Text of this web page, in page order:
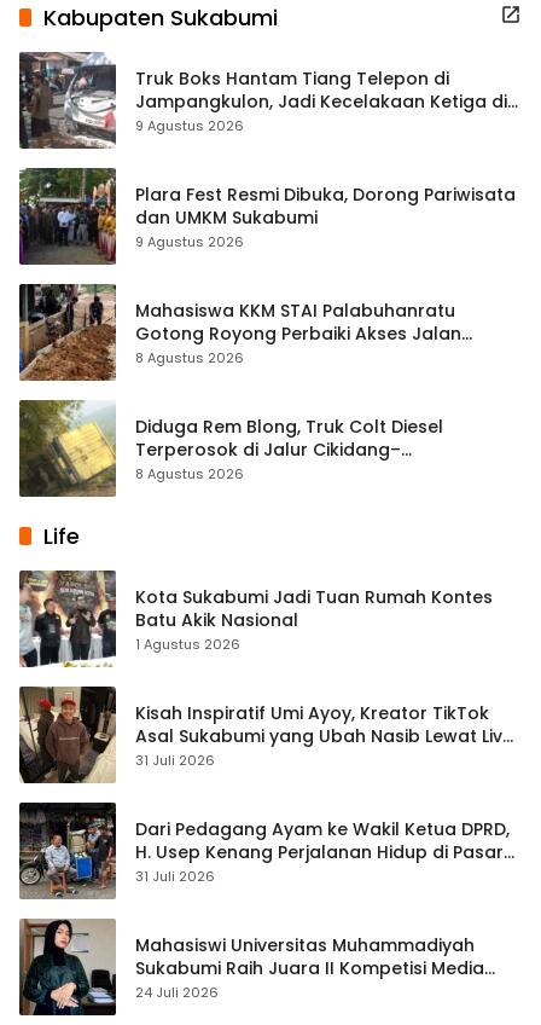
Kabupaten Sukabumi
Truk Boks Hantam Tiang Telepon di
Jampangkulon, Jadi Kecelakaan Ketiga di
Titik yang Sama
9 Agustus 2026
Plara Fest Resmi Dibuka, Dorong Pariwisata
dan UMKM Sukabumi
9 Agustus 2026
Mahasiswa KKM STAI Palabuhanratu
Gotong Royong Perbaiki Akses Jalan
Majelis Ta’lim di Sagaranten
8 Agustus 2026
Diduga Rem Blong, Truk Colt Diesel
Terperosok di Jalur Cikidang–
Palabuhanratu
8 Agustus 2026
Life
Kota Sukabumi Jadi Tuan Rumah Kontes
Batu Akik Nasional
1 Agustus 2026
Kisah Inspiratif Umi Ayoy, Kreator TikTok
Asal Sukabumi yang Ubah Nasib Lewat Live
Streaming
31 Juli 2026
Dari Pedagang Ayam ke Wakil Ketua DPRD,
H. Usep Kenang Perjalanan Hidup di Pasar
Cisaat
31 Juli 2026
Mahasiswi Universitas Muhammadiyah
Sukabumi Raih Juara II Kompetisi Media
Pembelajaran Digital Tingkat Internasional
24 Juli 2026